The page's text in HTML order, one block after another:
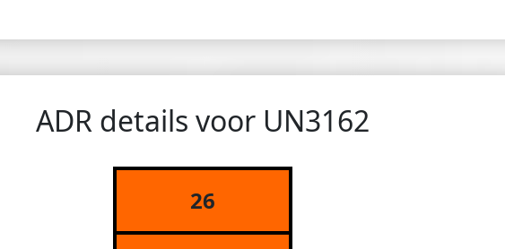
ADR details voor UN3162
26